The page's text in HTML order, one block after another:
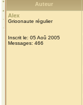
Auteur
Alex
Grioonaute régulier
Inscrit le: 05 Aoû 2005
Messages: 466